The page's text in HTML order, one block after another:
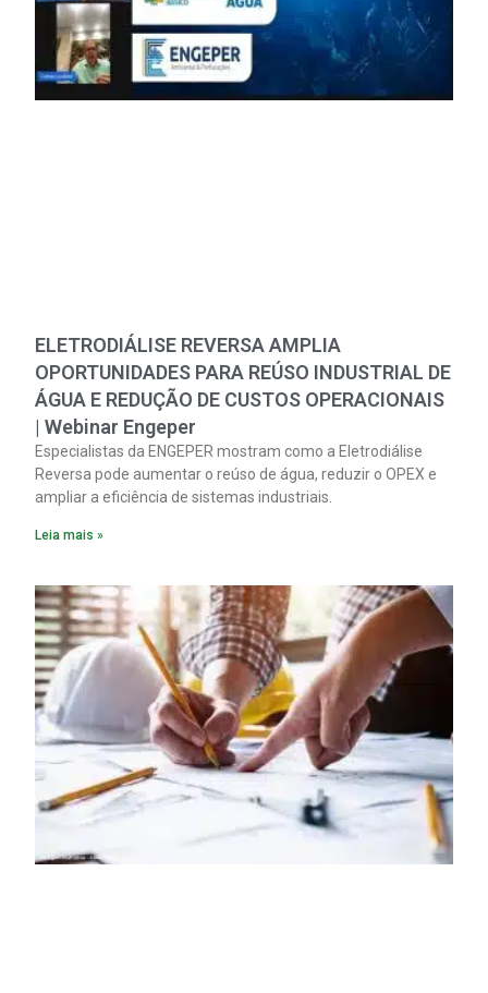
ELETRODIÁLISE REVERSA AMPLIA
OPORTUNIDADES PARA REÚSO INDUSTRIAL DE
ÁGUA E REDUÇÃO DE CUSTOS OPERACIONAIS
| Webinar Engeper
Especialistas da ENGEPER mostram como a Eletrodiálise
Reversa pode aumentar o reúso de água, reduzir o OPEX e
ampliar a eficiência de sistemas industriais.
Leia mais »